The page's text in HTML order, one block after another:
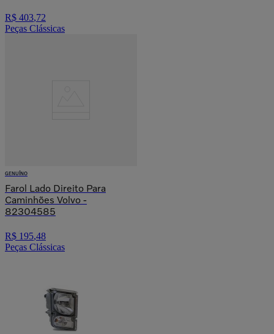
R$ 403,72
Peças Clássicas
GENUÍNO
Farol Lado Direito Para
Caminhões Volvo -
82304585
R$ 195,48
Peças Clássicas